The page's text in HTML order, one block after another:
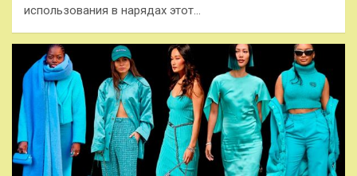
использования в нарядах этот…